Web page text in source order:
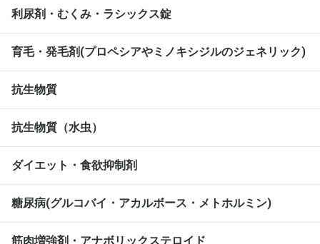
利尿剤・むくみ・ラシックス錠
育毛・発毛剤(プロペシアやミノキシジルのジェネリック)
抗生物質
抗生物質（水虫）
ダイエット・食欲抑制剤
糖尿病(グルコバイ・アカルボース・メトホルミン)
筋肉増強剤・アナボリックステロイド